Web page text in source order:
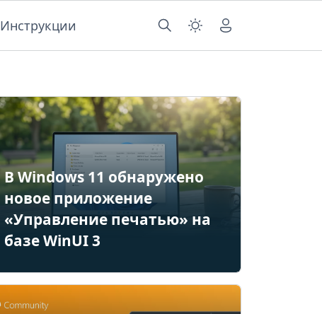
Инструкции
В Windows 11 обнаружено
новое приложение
«Управление печатью» на
базе WinUI 3